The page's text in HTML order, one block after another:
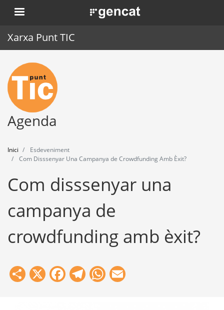
Vés
al
. Obre en una nova finestra.
Xarxa Punt TIC
Inici
Punt TIC
Actualitat
Formació
Eines
Agenda
Inici
Esdeveniment
Com Disssenyar Una Campanya de Crowdfunding Amb Èxit?
Com disssenyar una
campanya de
crowdfunding amb èxit?
Share
X Facebook
Telegram
WhatsApp